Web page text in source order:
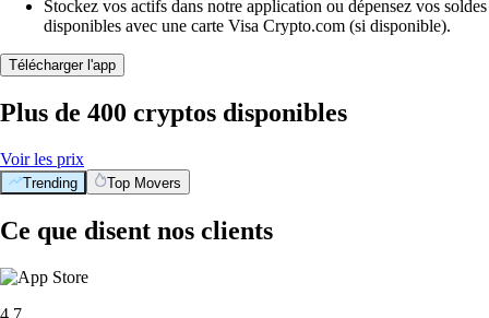
Stockez vos actifs dans notre application ou dépensez vos soldes
disponibles avec une carte Visa Crypto.com (si disponible).
Télécharger l'app
Plus de 400 cryptos disponibles
Voir les prix
Trending Top Movers
Ce que disent nos clients
4.7